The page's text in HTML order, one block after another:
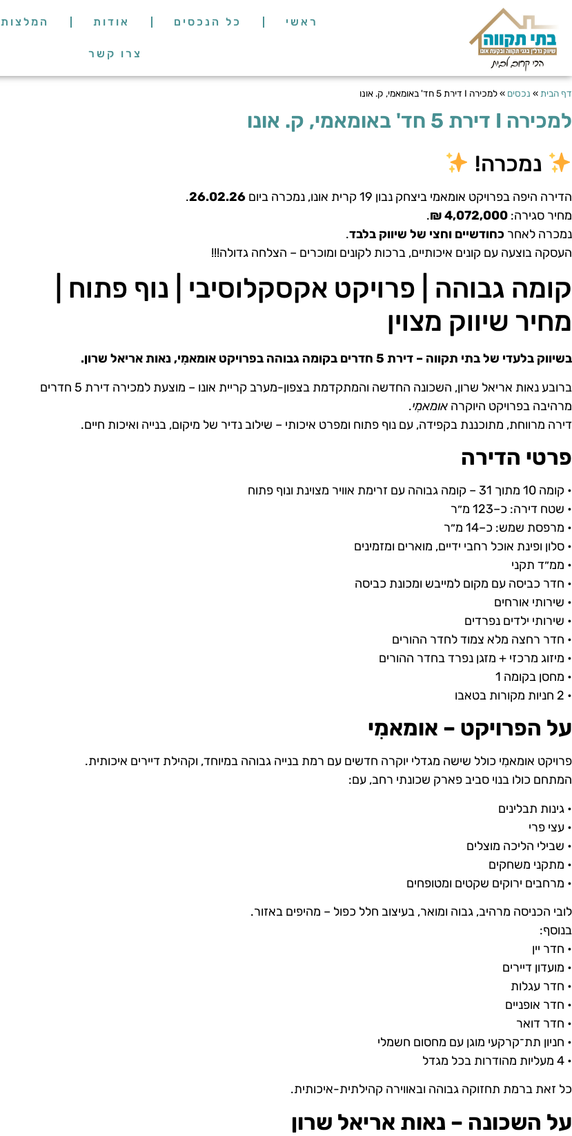
ראשי כל הנכסים אודות המלצות
צרו קשר
דף הבית » נכסים »למכירה I דירת 5 חד' באומאמי, ק. אונו
למכירה I דירת 5 חד' באומאמי, ק. אונו
נמכרה!
הדירה היפה בפרויקט אומאמי ביצחק נבון 19 קרית אונו, נמכרה ביום 26.02.26
.
מחיר סגירה: 4,072,000 ₪
.
נמכרה לאחר כחודשיים וחצי של שיווק בלבד.
העסקה בוצעה עם קונים איכותיים, ברכות לקונים ומוכרים – הצלחה גדולה!!!
קומה גבוהה | פרויקט אקסקלוסיבי | נוף פתוח |
מחיר שיווק מצוין
בשיווק בלעדי של בתי תקווה – דירת 5 חדרים בקומה גבוהה בפרויקט אומאמִי, נאות אריאל שרון.
ברובע נאות אריאל שרון, השכונה החדשה והמתקדמת בצפון-מערב קריית אונו – מוצעת למכירה דירת 5 חדרים
מרהיבה בפרויקט היוקרה אומאמִי.
דירה מרווחת, מתוכננת בקפידה, עם נוף פתוח ומפרט איכותי – שילוב נדיר של מיקום, בנייה ואיכות חיים.
פרטי הדירה
• קומה 10 מתוך 31 – קומה גבוהה עם זרימת אוויר מצוינת ונוף פתוח
• שטח דירה: כ–123 מ״ר
• מרפסת שמש: כ–14 מ״ר
• סלון ופינת אוכל רחבי ידיים, מוארים ומזמינים
• ממ״ד תקני
• חדר כביסה עם מקום למייבש ומכונת כביסה
• שירותי אורחים
• שירותי ילדים נפרדים
• חדר רחצה מלא צמוד לחדר ההורים
• מיזוג מרכזי + מזגן נפרד בחדר ההורים
• מחסן בקומה 1
• 2 חניות מקורות בטאבו
על הפרויקט – אומאמִי
פרויקט אומאמִי כולל שישה מגדלי יוקרה חדשים עם רמת בנייה גבוהה במיוחד, וקהילת דיירים איכותית.
המתחם כולו בנוי סביב פארק שכונתי רחב, עם:
• גינות תבלינים
• עצי פרי
• שבילי הליכה מוצלים
• מתקני משחקים
• מרחבים ירוקים שקטים ומטופחים
לובי הכניסה מרהיב, גבוה ומואר, בעיצוב חלל כפול – מהיפים באזור.
בנוסף:
• חדר יין
• מועדון דיירים
• חדר עגלות
• חדר אופניים
• חדר דואר
• חניון תת־קרקעי מוגן עם מחסום חשמלי
• 4 מעליות מהודרות בכל מגדל
כל זאת ברמת תחזוקה גבוהה ובאווירה קהילתית-איכותית.
על השכונה – נאות אריאל שרון